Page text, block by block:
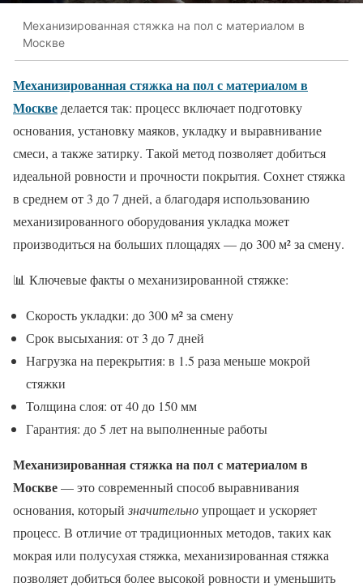
Механизированная стяжка на пол с материалом в
Москве
Механизированная стяжка на пол с материалом в
Москве делается так: процесс включает подготовку
основания, установку маяков, укладку и выравнивание
смеси, а также затирку. Такой метод позволяет добиться
идеальной ровности и прочности покрытия. Сохнет стяжка
в среднем от 3 до 7 дней, а благодаря использованию
механизированного оборудования укладка может
производиться на больших площадях — до 300 м² за смену.
📊 Ключевые факты о механизированной стяжке:
Скорость укладки: до 300 м² за смену
Срок высыхания: от 3 до 7 дней
Нагрузка на перекрытия: в 1.5 раза меньше мокрой
стяжки
Толщина слоя: от 40 до 150 мм
Гарантия: до 5 лет на выполненные работы
Механизированная стяжка на пол с материалом в
Москве— это современный способ выравнивания
основания, который значительноупрощает и ускоряет
процесс. В отличие от традиционных методов, таких как
мокрая или полусухая стяжка, механизированная стяжка
позволяет добиться более высокой ровности и уменьшить